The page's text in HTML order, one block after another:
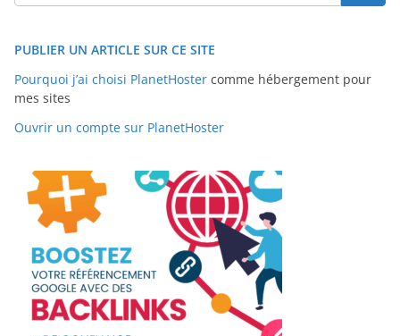
PUBLIER UN ARTICLE SUR CE SITE
Pourquoi j’ai choisi PlanetHoster comme hébergement pour
mes sites
Ouvrir un compte sur PlanetHoster